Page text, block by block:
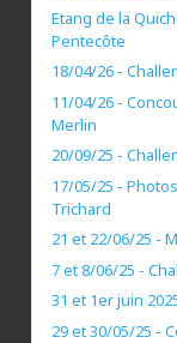
Etang de la
Pentecôte
18/04/26 -
11/04/26 -
Merlin
20/09/25 -
17/05/25 -
Trichard
21 et 22/06/25 -
7 et 8/06/25 -
31 et 1er juin
29 et 30/05/25 -